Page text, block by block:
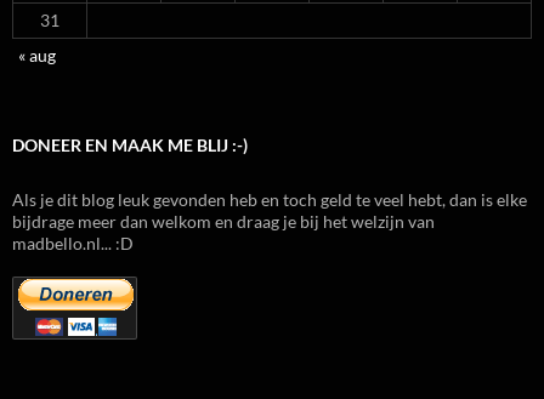
31
« aug
DONEER EN MAAK ME BLIJ :-)
Als je dit blog leuk gevonden heb en toch geld te veel hebt, dan is elke
bijdrage meer dan welkom en draag je bij het welzijn van
madbello.nl... :D